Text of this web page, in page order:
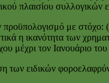
πλαισίου
με
η ικανότητα των
μέχρι τον Ιανουάριο
ειδικών